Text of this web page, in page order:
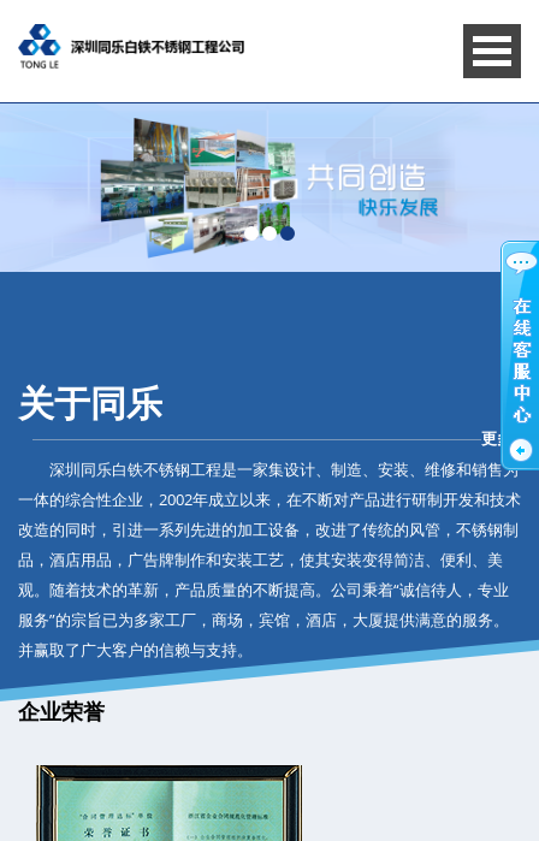
关于同乐
更多>
深圳同乐白铁不锈钢工程是一家集设计、制造、安装、维修和销售为
一体的综合性企业，2002年成立以来，在不断对产品进行研制开发和技术
改造的同时，引进一系列先进的加工设备，改进了传统的风管，不锈钢制
品，酒店用品，广告牌制作和安装工艺，使其安装变得简洁、便利、美
观。随着技术的革新，产品质量的不断提高。公司秉着“诚信待人，专业
服务”的宗旨已为多家工厂，商场，宾馆，酒店，大厦提供满意的服务。
并赢取了广大客户的信赖与支持。
企业荣誉